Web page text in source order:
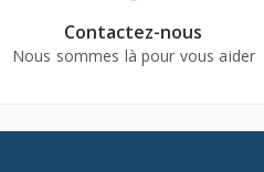
Contactez-nous
Nous sommes là pour vous aider